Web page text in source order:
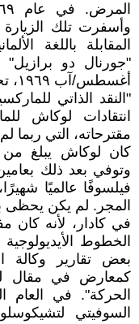
وأسفرت تلك الزيارة
المقابلة باللغة
أغسطس/آب ١٩٦٩، تحديدًا بسبب عنوانها:
"النقد الذاتي
انتقادات لوكاش
مقترحاته، التي ربما
فيلسوفًا عالميًا
المجر. لم يكن يحظى
في كادار، لأنه كان
الخطوط
بعض تقارير وكالة
كمعارض في مقال
الحركة". في العام
السوفيتي